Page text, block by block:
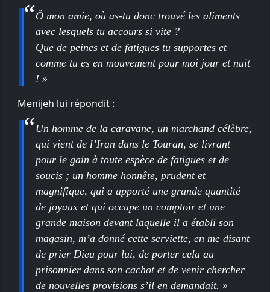
Ô mon amie, où as-tu donc trouvé les aliments
avec lesquels tu accours si vite ?
Que de peines et de fatigues tu supportes et
comme tu es en mouvement pour moi jour et nuit
! »
Menijeh lui répondit :
Un homme de la caravane, un marchand célèbre,
qui vient de l’Iran dans le Touran, se livrant
pour le gain à toute espèce de fatigues et de
soucis ; un homme honnête, prudent et
magnifique, qui a apporté une grande quantité
de joyaux et qui occupe un comptoir et une
grande maison devant laquelle il a établi son
magasin, m’a donné cette serviette, en me disant
de prier Dieu pour lui, de porter cela au
prisonnier dans son cachot et de venir chercher
de nouvelles provisions s’il en demandait. »